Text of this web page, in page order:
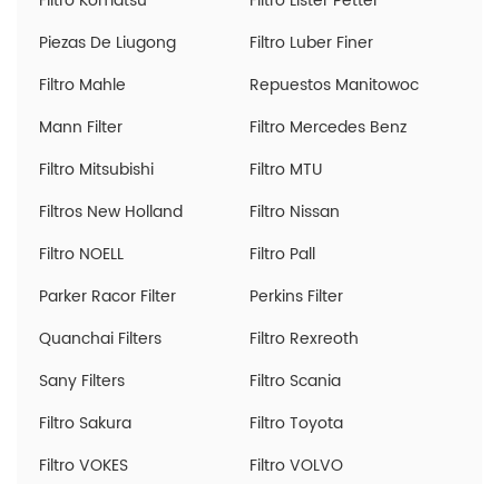
Piezas De Liugong
Filtro Luber Finer
Filtro Mahle
Repuestos Manitowoc
Mann Filter
Filtro Mercedes Benz
Filtro Mitsubishi
Filtro MTU
Filtros New Holland
Filtro Nissan
Filtro NOELL
Filtro Pall
Parker Racor Filter
Perkins Filter
Quanchai Filters
Filtro Rexreoth
Sany Filters
Filtro Scania
Filtro Sakura
Filtro Toyota
Filtro VOKES
Filtro VOLVO